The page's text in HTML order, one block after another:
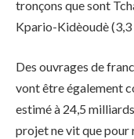
tronçons que sont
Kpario-Kidèoudè (3,3
Des ouvrages de
vont être également
estimé à 24,5
projet ne vit que